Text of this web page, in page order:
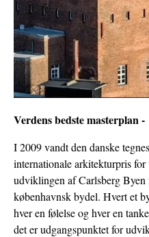
Verdens bedste masterplan -
I 2009 vandt den danske
internationale arkitekturpris for
udviklingen af Carlsberg
københavnsk bydel. Hvert et
hver en følelse og hver en
det er udgangspunktet for